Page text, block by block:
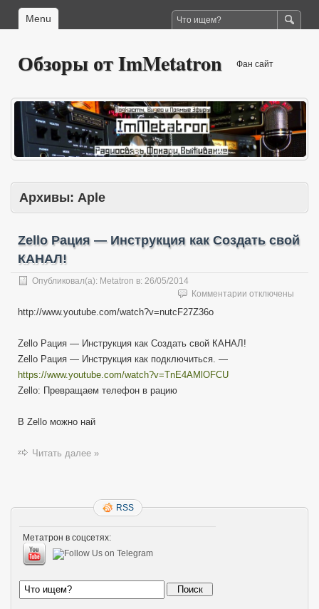
Menu
Обзоры от ImMetatron Фан сайт
Архивы: Aple
Zello Рация — Инструкция как Создать свой
КАНАЛ!
Опубликовал(а): Metatron в: 26/05/2014
Комментарии котключены
http://www.youtube.com/watch?v=nutcF27Z36o
Zello Рация — Инструкция как Создать свой КАНАЛ!
Zello Рация — Инструкция как подключиться. —
https://www.youtube.com/watch?v=TnE4AMlOFCU
Zello: Превращаем телефон в рацию
В Zello можно най
Читать далее »
RSS
Метатрон в соцсетях: